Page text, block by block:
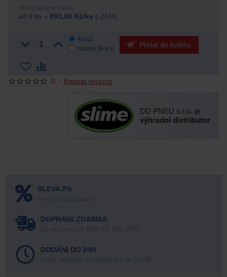
0 - Napsat recenzi
Množstevní sleva:
od 6 ks – 893,00 Kč/ks (-25%)
kusů
balení (6 ks)
Přidat do košíku
DD PNEU s.r.o. je
výhradní distributor
SLEVA 2%
DOPRAVA ZDARMA
DODÁNÍ DO 24H